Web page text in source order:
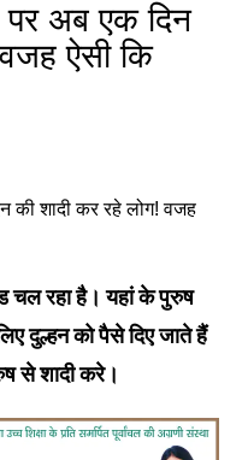
अब एक दिन
ऐसी कि
चल रहा है। यहां के पुरुष
दुल्हन को पैसे दिए जाते हैं
से शादी करे।